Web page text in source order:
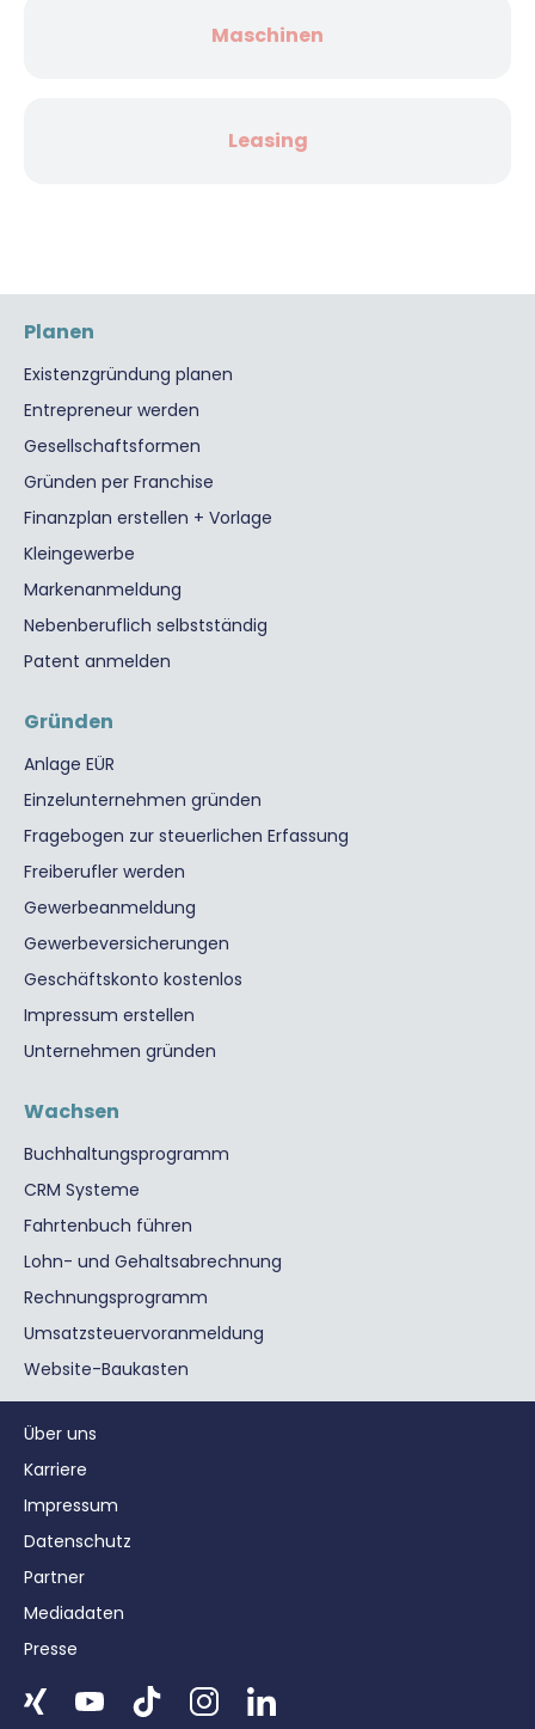
Maschinen
Leasing
Planen
Existenzgründung planen
Entrepreneur werden
Gesellschaftsformen
Gründen per Franchise
Finanzplan erstellen + Vorlage
Kleingewerbe
Markenanmeldung
Nebenberuflich selbstständig
Patent anmelden
Gründen
Anlage EÜR
Einzelunternehmen gründen
Fragebogen zur steuerlichen Erfassung
Freiberufler werden
Gewerbeanmeldung
Gewerbeversicherungen
Geschäftskonto kostenlos
Impressum erstellen
Unternehmen gründen
Wachsen
Buchhaltungsprogramm
CRM Systeme
Fahrtenbuch führen
Lohn- und Gehaltsabrechnung
Rechnungsprogramm
Umsatzsteuervoranmeldung
Website-Baukasten
Über uns
Karriere
Impressum
Datenschutz
Partner
Mediadaten
Presse